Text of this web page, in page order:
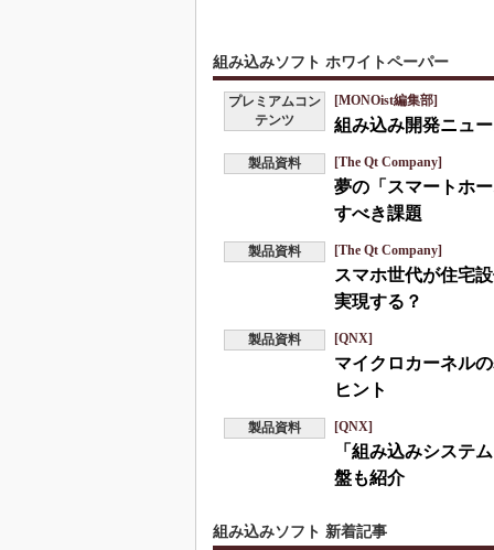
組み込みソフト ホワイトペーパー
プレミアムコン
テンツ
[MONOist編集部]
組み込み開発ニュ
製品資料 [The Qt Company]
夢の「スマートホ
すべき課題
製品資料 [The Qt Company]
スマホ世代が住宅
実現する？
製品資料 [QNX]
マイクロカーネル
ヒント
製品資料 [QNX]
「組み込みシステ
盤も紹介
組み込みソフト 新着記事